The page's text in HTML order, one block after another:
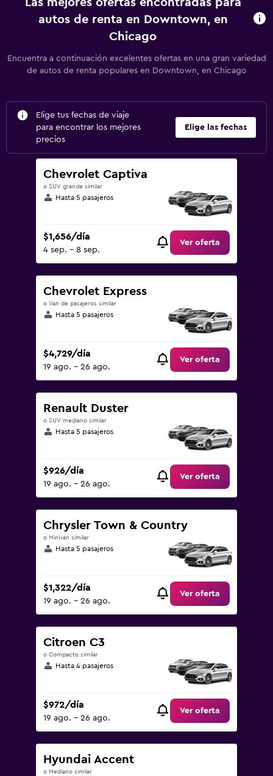
Las mejores ofertas encontradas para
autos de renta en Downtown, en
Chicago
Encuentra a continuación excelentes ofertas en una gran variedad
de autos de renta populares en Downtown, en Chicago
Elige tus fechas de viaje
para encontrar los mejores
precios
Elige las fechas
Chevrolet Captiva
o SUV grande similar
Hasta 5 pasajeros
$1,656/día
4 sep. - 8 sep.
Ver oferta
Chevrolet Express
o Van de pasajeros similar
Hasta 5 pasajeros
$4,729/día
19 ago. - 26 ago.
Ver oferta
Renault Duster
o SUV mediano similar
Hasta 5 pasajeros
$926/día
19 ago. - 26 ago.
Ver oferta
Chrysler Town & Country
o Minivan similar
Hasta 5 pasajeros
$1,322/día
19 ago. - 26 ago.
Ver oferta
Citroen C3
o Compacto similar
Hasta 4 pasajeros
$972/día
19 ago. - 26 ago.
Ver oferta
Hyundai Accent
o Mediano similar